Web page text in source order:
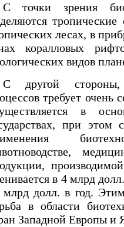
С точки зрения
лесах, в
коралловых
видов
С другой стороны,
требует очень
в
при этом
в 4 млрд
млрд долл. в год. Этим
в области
Западной Европы и